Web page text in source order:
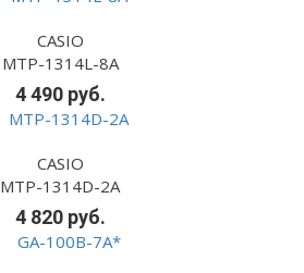
CASIO
MTP-1314L-8A
4 490 руб.
CASIO
MTP-1314D-2A
4 820 руб.